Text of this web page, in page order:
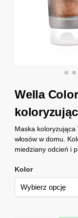
Wella
Maska koloryzująca
włosów w domu.
miedziany odcień i
Kolor